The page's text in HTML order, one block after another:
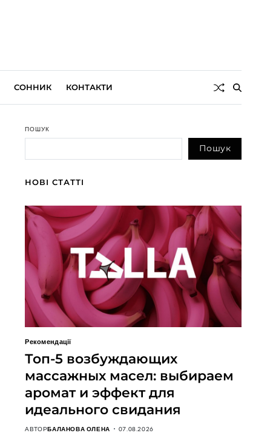
СОННИК КОНТАКТИ
ПОШУК
Пошук
НОВІ СТАТТІ
Рекомендації
Топ-5 возбуждающих
массажных масел: выбираем
аромат и эффект для
идеального свидания
АВТОРБАЛАНОВА ОЛЕНА 07.08.2026